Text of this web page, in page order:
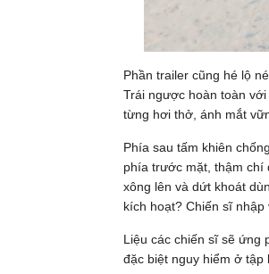
Phần trailer cũng hé lộ
Trái ngược hoàn toàn
từng hơi thở, ánh mắt
Phía sau tấm khiên
phía trước mặt, thậm chí
xông lên và dứt khoát
kích hoạt? Chiến sĩ
Liệu các chiến sĩ sẽ ứng
đặc biệt nguy hiểm ở